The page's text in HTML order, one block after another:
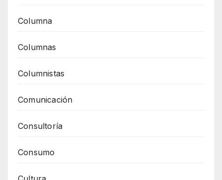
Columna
Columnas
Columnistas
Comunicación
Consultoría
Consumo